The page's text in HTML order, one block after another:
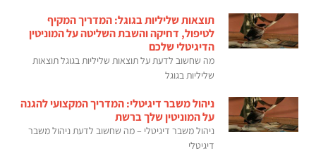
תוצאות שליליות בגוגל: המדריך המקיף
לטיפול, דחיקה והשבת השליטה על המוניטין
הדיגיטלי שלכם
מה שחשוב לדעת על תוצאות שליליות בגוגל תוצאות
שליליות בגוגל
ניהול משבר דיגיטלי: המדריך המקצועי להגנה
על המוניטין שלך ברשת
ניהול משבר דיגיטלי – מה שחשוב לדעת ניהול משבר
דיגיטלי